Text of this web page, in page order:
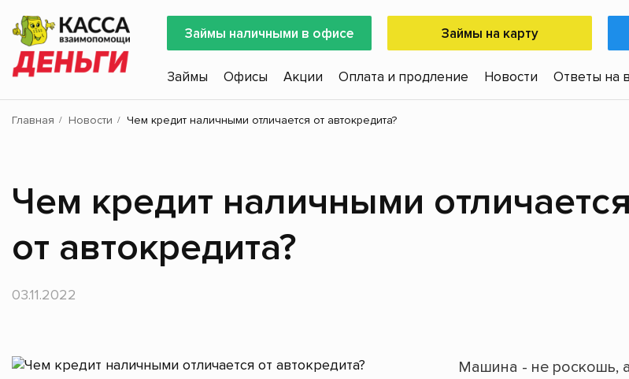
Займы наличными в офисе Займы на карту
Займы Офисы Акции Оплата и продление Новости Ответы на
Главная Новости Чем кредит наличными отличается от автокредита?
Чем кредит наличными отличается
от автокредита?
03.11.2022
Машина - не роскошь,